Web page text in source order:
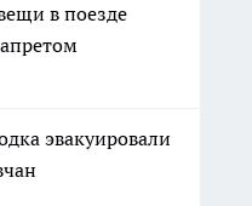
в поезде
эвакуировали